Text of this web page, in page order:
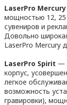
LaserPro Mercury
мощностью 12, 25
сувениров и
Довольно
LaserPro Mercury
LaserPro Spirit —
корпус,
легкое
возможность
гравировки),